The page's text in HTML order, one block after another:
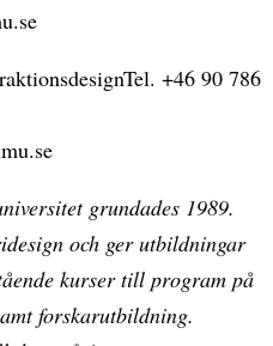
+46 90 786
grundades 1989.
och ger utbildningar
kurser till program på
forskarutbildning.